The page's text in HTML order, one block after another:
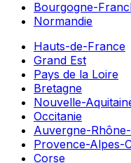
Bourgogne-
Normandie
Hauts-de-France
Grand Est
Pays de la Loire
Bretagne
Nouvelle-
Occitanie
Auvergne-
Provence-Alpes-
Corse